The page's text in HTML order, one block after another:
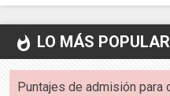
whatshot LO MÁS POPULAR
Puntajes de admisión para